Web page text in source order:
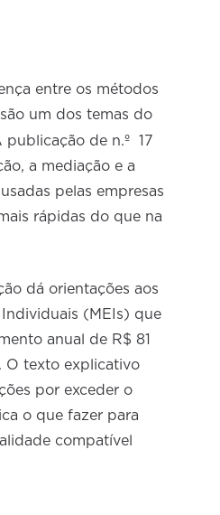
entre os métodos
um dos temas do
publicação de n.º 17
a mediação e a
pelas empresas
rápidas do que na
dá orientações aos
(MEIs) que
anual de R$ 81
O texto explicativo
por exceder o
o que fazer para
compatível